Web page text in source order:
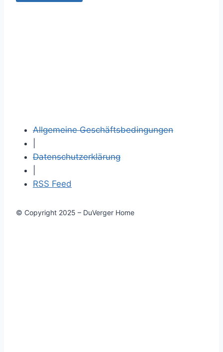
Allgemeine Geschäftsbedingungen
Datenschutzerklärung
RSS Feed
© Copyright 2025 – DuVerger Home